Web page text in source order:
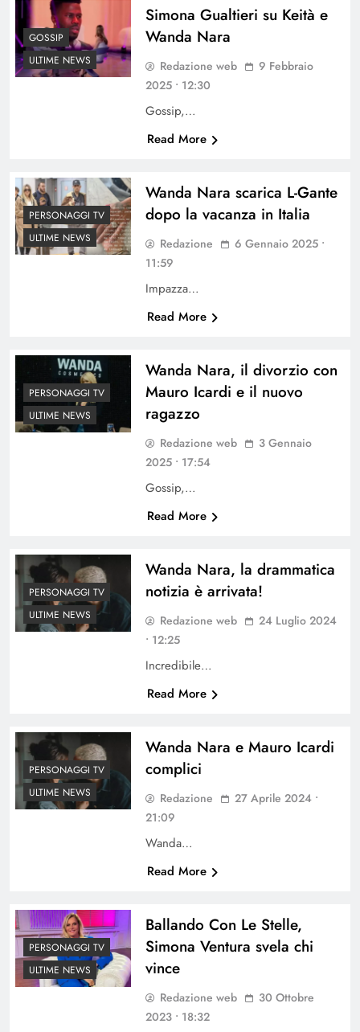
GOSSIP
ULTIME NEWS
Simona Gualtieri su Keità e
Wanda Nara
Redazione web
9 Febbraio
2025 • 12:30
Gossip,…
Read More
PERSONAGGI TV
ULTIME NEWS
Wanda Nara scarica L-Gante
dopo la vacanza in Italia
Redazione
6 Gennaio 2025 •
11:59
Impazza…
Read More
PERSONAGGI TV
ULTIME NEWS
Wanda Nara, il divorzio con
Mauro Icardi e il nuovo
ragazzo
Redazione web
3 Gennaio
2025 • 17:54
Gossip,…
Read More
PERSONAGGI TV
ULTIME NEWS
Wanda Nara, la drammatica
notizia è arrivata!
Redazione web
24 Luglio 2024
• 12:25
Incredibile…
Read More
PERSONAGGI TV
ULTIME NEWS
Wanda Nara e Mauro Icardi
complici
Redazione
27 Aprile 2024 •
21:09
Wanda…
Read More
PERSONAGGI TV
ULTIME NEWS
Ballando Con Le Stelle,
Simona Ventura svela chi
vince
Redazione web
30 Ottobre
2023 • 18:32